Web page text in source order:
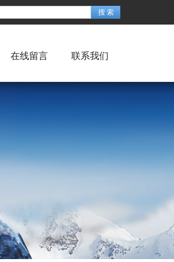
在线留言 联系我们